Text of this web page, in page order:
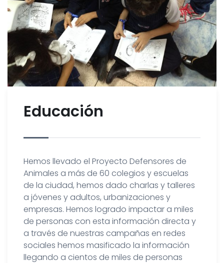
Educación
Hemos llevado el Proyecto Defensores de
Animales a más de 60 colegios y escuelas
de la ciudad, hemos dado charlas y talleres
a jóvenes y adultos, urbanizaciones y
empresas. Hemos logrado impactar a miles
de personas con esta información directa y
a través de nuestras campañas en redes
sociales hemos masificado la información
llegando a cientos de miles de personas